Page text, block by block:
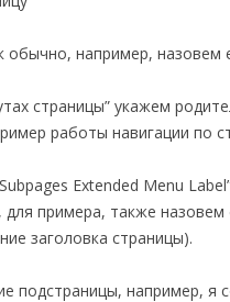
обычно, например, назовем
страницы” укажем
работы навигации по
Extended Menu
примера, также назовем
заголовка страницы).
подстраницы, например, я